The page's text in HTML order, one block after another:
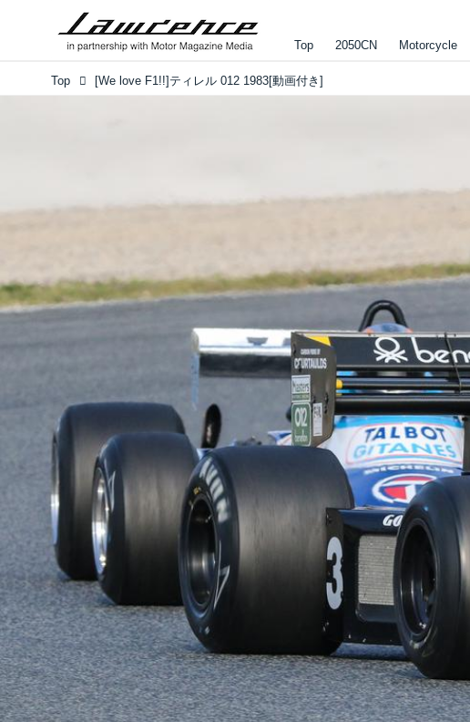
Top 2050CN Motorcycle
Top [We love F1!!]ティレル 012 1983[動画付き]